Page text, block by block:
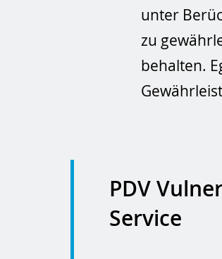
unter
zu
behalten.
PDV
Service